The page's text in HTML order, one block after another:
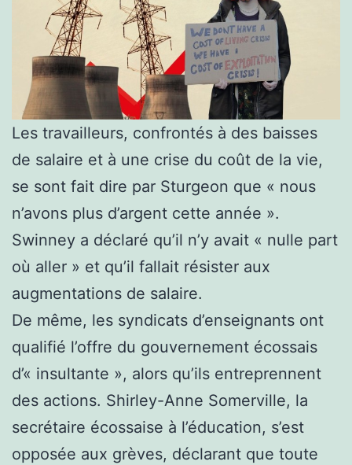
Les travailleurs, confrontés à des baisses
de salaire et à une crise du coût de la vie,
se sont fait dire par Sturgeon que « nous
n’avons plus d’argent cette année ».
Swinney a déclaré qu’il n’y avait « nulle part
où aller » et qu’il fallait résister aux
augmentations de salaire.
De même, les syndicats d’enseignants ont
qualifié l’offre du gouvernement écossais
d’« insultante », alors qu’ils entreprennent
des actions. Shirley-Anne Somerville, la
secrétaire écossaise à l’éducation, s’est
opposée aux grèves, déclarant que toute